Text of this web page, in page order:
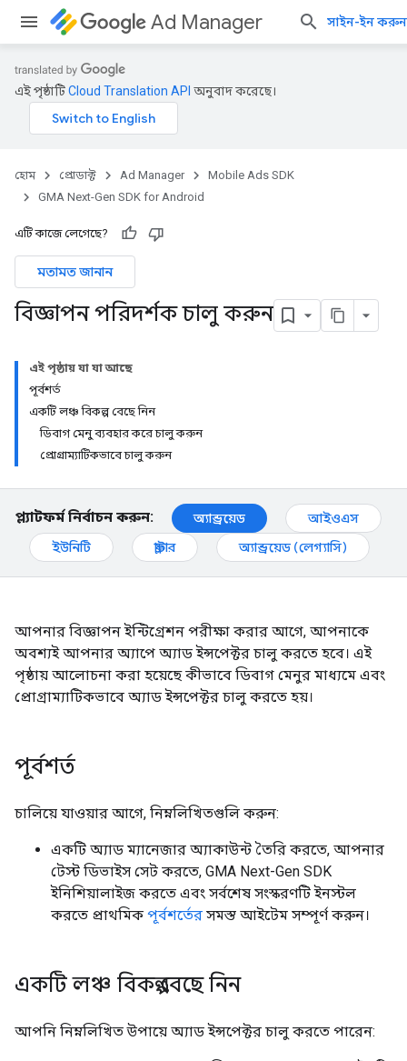
Ad Manager সাইন-ইন করুন
এই পৃষ্ঠাটিCloud Translation API অনুবাদ করেছে।
হোম প্রোডাক্ট Ad Manager
Mobile Ads SDK
GMA Next-Gen SDK for Android
এটি কাজে লেগেছে?
মতামত জানান
বিজ্ঞাপন পরিদর্শক চালু করুন
এই পৃষ্ঠায় যা যা আছে
পূর্বশর্ত
একটি লঞ্চ বিকল্প বেছে নিন
ডিবাগ মেনু ব্যবহার করে চালু করুন
প্রোগ্রাম্যাটিকভাবে চালু করুন
প্ল্যাটফর্ম নির্বাচন করুন: অ্যান্ড্রয়েড
আইওএস
ইউনিটি
ফ্লাটার অ্যান্ড্রয়েড (লেগ্যাসি)
আপনার বিজ্ঞাপন ইন্টিগ্রেশন পরীক্ষা করার আগে, আপনাকে
অবশ্যই আপনার অ্যাপে অ্যাড ইন্সপেক্টর চালু করতে হবে। এই
পৃষ্ঠায় আলোচনা করা হয়েছে কীভাবে ডিবাগ মেনুর মাধ্যমে এবং
প্রোগ্রাম্যাটিকভাবে অ্যাড ইন্সপেক্টর চালু করতে হয়।
পূর্বশর্ত
চালিয়ে যাওয়ার আগে, নিম্নলিখিতগুলি করুন:
একটি অ্যাড ম্যানেজার অ্যাকাউন্ট তৈরি করতে, আপনার
টেস্ট ডিভাইস সেট করতে, GMA Next-Gen SDK
ইনিশিয়ালাইজ করতে এবং সর্বশেষ সংস্করণটি ইনস্টল
করতে প্রাথমিক পূর্বশর্তের সমস্ত আইটেম সম্পূর্ণ করুন।
একটি লঞ্চ বিকল্প বেছে নিন
আপনি নিম্নলিখিত উপায়ে অ্যাড ইন্সপেক্টর চালু করতে পারেন: